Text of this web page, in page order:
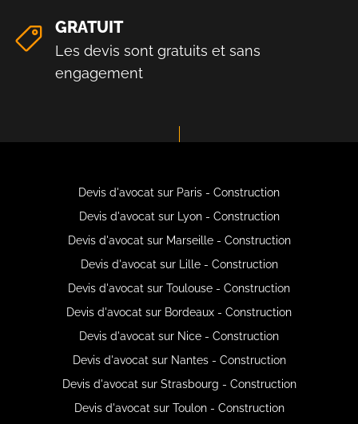
GRATUIT
Les devis sont gratuits et sans
engagement
Devis d'avocat sur Paris - Construction
Devis d'avocat sur Lyon - Construction
Devis d'avocat sur Marseille - Construction
Devis d'avocat sur Lille - Construction
Devis d'avocat sur Toulouse - Construction
Devis d'avocat sur Bordeaux - Construction
Devis d'avocat sur Nice - Construction
Devis d'avocat sur Nantes - Construction
Devis d'avocat sur Strasbourg - Construction
Devis d'avocat sur Toulon - Construction